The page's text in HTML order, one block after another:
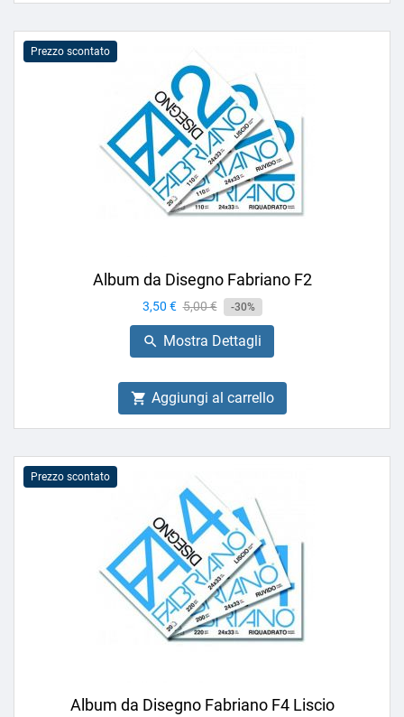
Prezzo scontato
Album da Disegno Fabriano F2
Prezzo
3,50 € Prezzo
base
5,00 € -30%
 Mostra Dettagli
 Aggiungi al carrello
Prezzo scontato
Album da Disegno Fabriano F4 Liscio